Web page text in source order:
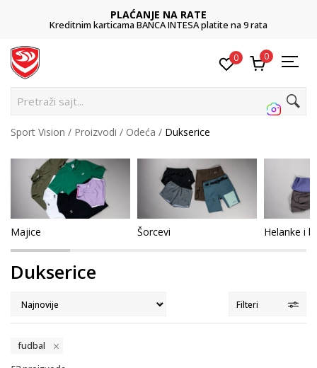
BANCA INTESA platite na 9 rata
0 0
Pretraži
Sport Vision Proizvodi Odeća Dukserice
Majice Šorcevi Helanke i
Dukserice
Filteri
fudbal